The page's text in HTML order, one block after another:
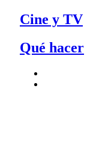
Cine y TV
Qué hacer